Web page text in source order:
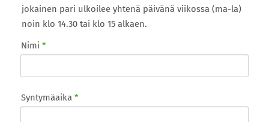
jokainen pari ulkoilee yhtenä päivänä viikossa (ma-la)
noin klo 14.30 tai klo 15 alkaen.
Nimi *
Syntymäaika *